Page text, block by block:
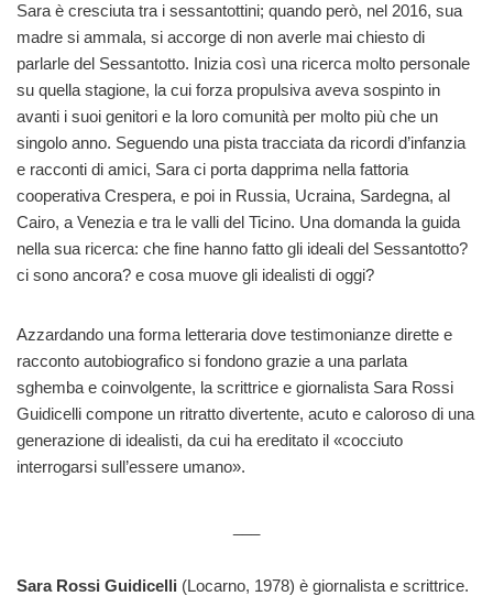
Sara è cresciuta tra i sessantottini; quando però, nel 2016, sua
madre si ammala, si accorge di non averle mai chiesto di
parlarle del Sessantotto. Inizia così una ricerca molto personale
su quella stagione, la cui forza propulsiva aveva sospinto in
avanti i suoi genitori e la loro comunità per molto più che un
singolo anno. Seguendo una pista tracciata da ricordi d’infanzia
e racconti di amici, Sara ci porta dapprima nella fattoria
cooperativa Crespera, e poi in Russia, Ucraina, Sardegna, al
Cairo, a Venezia e tra le valli del Ticino. Una domanda la guida
nella sua ricerca: che fine hanno fatto gli ideali del Sessantotto?
ci sono ancora? e cosa muove gli idealisti di oggi?
Azzardando una forma letteraria dove testimonianze dirette e
racconto autobiografico si fondono grazie a una parlata
sghemba e coinvolgente, la scrittrice e giornalista Sara Rossi
Guidicelli compone un ritratto divertente, acuto e caloroso di una
generazione di idealisti, da cui ha ereditato il «cocciuto
interrogarsi sull’essere umano».
Sara Rossi Guidicelli (Locarno, 1978) è giornalista e scrittrice.